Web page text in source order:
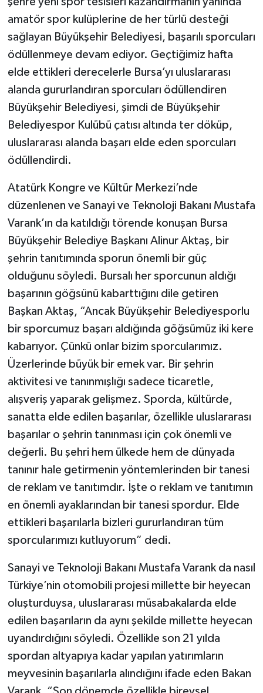
amatör spor kulüplerine de her türlü desteği
sağlayan Büyükşehir Belediyesi, başarılı sporcuları
ödüllenmeye devam ediyor. Geçtiğimiz hafta
elde ettikleri derecelerle Bursa’yı uluslararası
alanda gururlandıran sporcuları ödüllendiren
Büyükşehir Belediyesi, şimdi de Büyükşehir
Belediyespor Kulübü çatısı altında ter döküp,
uluslararası alanda başarı elde eden sporcuları
ödüllendirdi.
Atatürk Kongre ve Kültür Merkezi’nde
düzenlenen ve Sanayi ve Teknoloji Bakanı Mustafa
Varank’ın da katıldığı törende konuşan Bursa
Büyükşehir Belediye Başkanı Alinur Aktaş, bir
şehrin tanıtımında sporun önemli bir güç
olduğunu söyledi. Bursalı her sporcunun aldığı
başarının göğsünü kabarttığını dile getiren
Başkan Aktaş, “Ancak Büyükşehir Belediyesporlu
bir sporcumuz başarı aldığında göğsümüz iki kere
kabarıyor. Çünkü onlar bizim sporcularımız.
Üzerlerinde büyük bir emek var. Bir şehrin
aktivitesi ve tanınmışlığı sadece ticaretle,
alışveriş yaparak gelişmez. Sporda, kültürde,
sanatta elde edilen başarılar, özellikle uluslararası
başarılar o şehrin tanınması için çok önemli ve
değerli. Bu şehri hem ülkede hem de dünyada
tanınır hale getirmenin yöntemlerinden bir tanesi
de reklam ve tanıtımdır. İşte o reklam ve tanıtımın
en önemli ayaklarından bir tanesi spordur. Elde
ettikleri başarılarla bizleri gururlandıran tüm
sporcularımızı kutluyorum” dedi.
Sanayi ve Teknoloji Bakanı Mustafa Varank da nasıl
Türkiye’nin otomobili projesi millette bir heyecan
oluşturduysa, uluslararası müsabakalarda elde
edilen başarıların da aynı şekilde millette heyecan
uyandırdığını söyledi. Özellikle son 21 yılda
spordan altyapıya kadar yapılan yatırımların
meyvesinin başarılarla alındığını ifade eden Bakan